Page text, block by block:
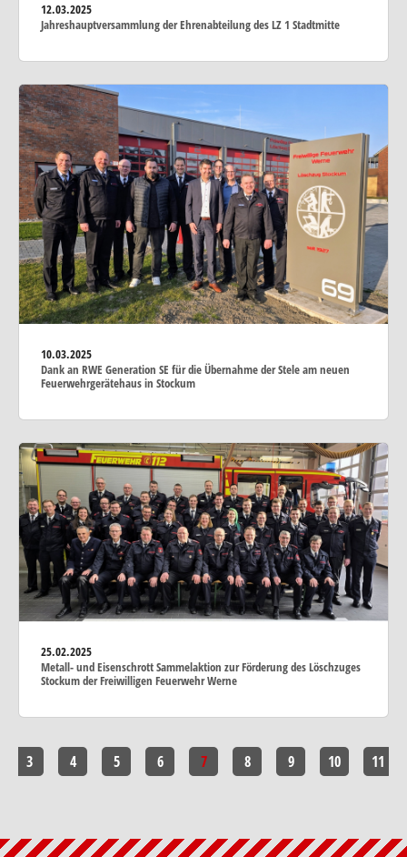
12.03.2025
Jahreshauptversammlung der Ehrenabteilung des LZ 1 Stadtmitte
10.03.2025
Dank an RWE Generation SE für die Übernahme der Stele am neuen
Feuerwehrgerätehaus in Stockum
25.02.2025
Metall- und Eisenschrott Sammelaktion zur Förderung des Löschzuges
Stockum der Freiwilligen Feuerwehr Werne
3 4 5 6 7 8 9 10 11